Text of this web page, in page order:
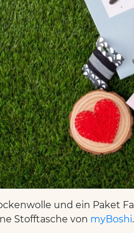
und ein Paket
Stofftasche von myBoshi.